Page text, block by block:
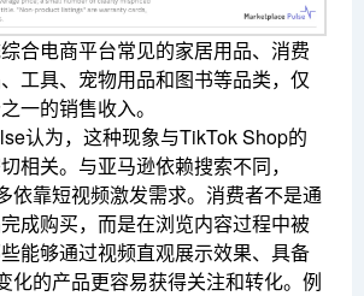
合电商平台常见的家居用品、消费
工具、宠物用品和图书等品类，仅
一的销售收入。
认为，这种现象与TikTok Shop的
相关。与亚马逊依赖搜索不同，
依靠短视频激发需求。消费者不是通
成购买，而是在浏览内容过程中被
能够通过视频直观展示效果、具备
化的产品更容易获得关注和转化。例